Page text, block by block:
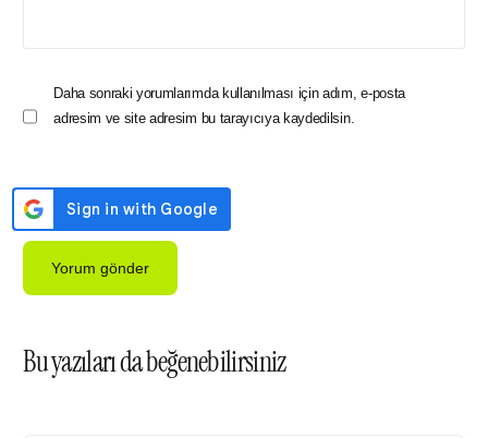
Daha sonraki yorumlarımda kullanılması için adım, e-posta
adresim ve site adresim bu tarayıcıya kaydedilsin.
Bu yazıları da beğenebilirsiniz